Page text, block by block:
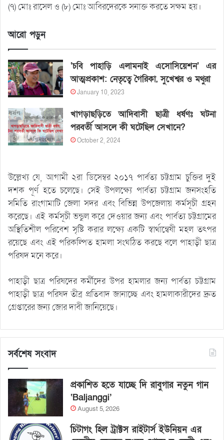
(৭) মোঃ রাসেল ও (৮) মোঃ আবিরদেরকে সনাক্ত করতে সক্ষম হয়।
আরো পড়ুন
‘চবি পাহাড়ি এলামনাই এসোসিয়েশন’ এর
আত্মপ্রকাশ: নেতৃত্বে গৈরিকা, সুখেশ্বর ও মথুরা
January 10, 2023
খাগড়াছড়িতে আদিবাসী ছাত্রী ধর্ষণঃ ঘটনা
পরবর্তী আসলে কী ঘটেছিল সেখানে?
October 2, 2024
উল্লেখ্য যে, আগামী ২রা ডিসেম্বর ২০১৭ পার্বত্য চট্টগ্রাম চুক্তির দুই
দশক পূর্ণ হতে চলেছে। সেই উপলক্ষ্যে পার্বত্য চট্টগ্রাম জনসংহতি
সমিতি রাংগামাটি জেলা সদর এবং বিভিন্ন উপজেলায় কর্মসূচী গ্রহন
করেছে। এই কর্মসূচী ভন্ডুল করে দেওয়ার জন্য এবং পার্বত্য চট্টগ্রামের
অস্থিতিশীল পরিবেশ সৃষ্টি করার লক্ষ্যে একটি স্বার্থান্বেষী মহল তৎপর
রয়েছে এবং এই পরিকল্পিত হামলা সংঘঠিত করছে বলে পাহাড়ী ছাত্র
পরিষদ মনে করে।
পাহাড়ী ছাত্র পরিষদের কর্মীদের উপর হামলার জন্য পার্বত্য চট্টগ্রাম
পাহাড়ী ছাত্র পরিষদ তীব্র প্রতিবাদ জানাচ্ছে এবং হামলাকারীদের দ্রুত
গ্রেপ্তারের জন্য জোর দাবী জানিয়েছে।
সর্বশেষ সংবাদ
প্রকাশিত হতে যাচ্ছে দি রাবুগার নতুন গান
‘Baljanggi’
August 5, 2026
চিটাগং হিল ট্রাক্টস রাইটার্স ইউনিয়ন এর